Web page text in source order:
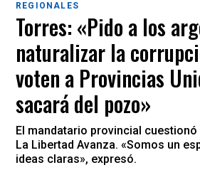
REGIONALES
Torres: «Pido a los
naturalizar la
voten a Provincias
sacará del pozo»
El mandatario provincial
La Libertad Avanza. «Somos un
ideas claras», expresó.